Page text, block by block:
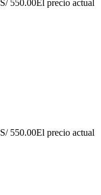
S/ 550.00El precio actual
S/550.00El precio actual